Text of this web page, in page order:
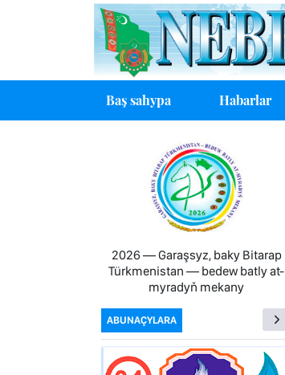
Baş sahypa Habarlar
2026 — Garaşsyz, baky Bitarap
Türkmenistan — bedew batly at-
myradyň mekany
ABUNAÇYLARA